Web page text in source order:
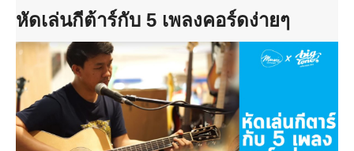
หัดเล่นกีต้าร์กับ 5 เพลงคอร์ดง่ายๆ